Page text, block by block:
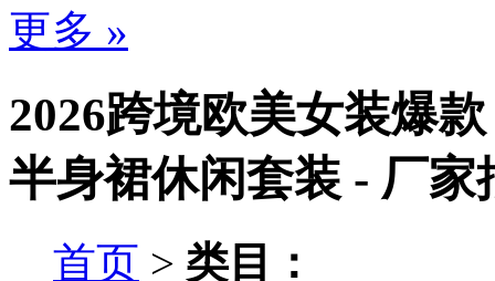
更多 »
2026跨境欧美女装爆
半身裙休闲套装 - 厂家
首页 > 类目：